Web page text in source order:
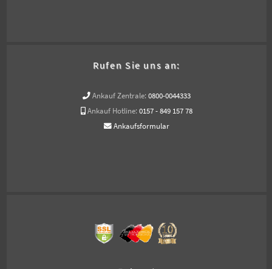
Rufen Sie uns an:
Ankauf Zentrale: 0800-0044333
Ankauf Hotline: 0157 - 849 157 78
Ankaufsformular